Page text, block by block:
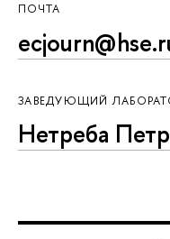
ПОЧТА
ЗАВЕДУЮЩИЙ
Нетреба